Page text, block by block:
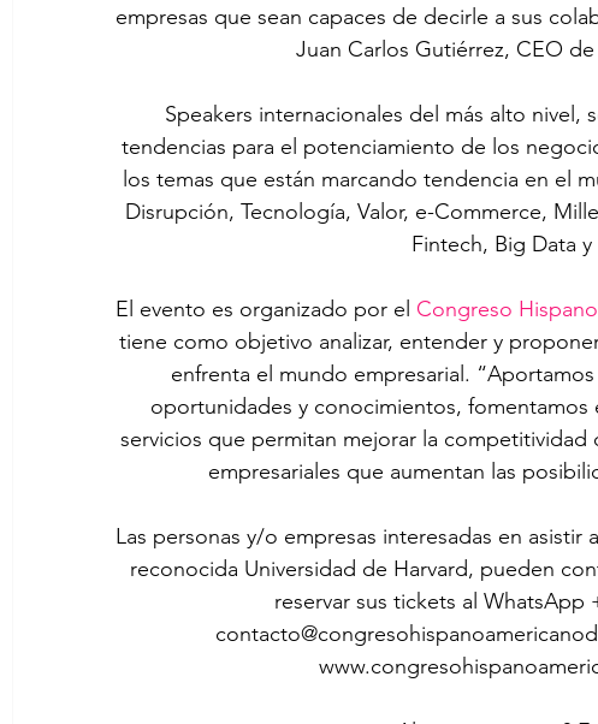
empresas que sean capaces de decirle a sus
Juan Carlos Gutiérrez, CEO
Speakers internacionales del más alto nivel,
tendencias para el potenciamiento de los
los temas que están marcando tendencia en el
Disrupción, Tecnología, Valor, e-Commerce,
Fintech, Big Data
El evento es organizado por el Congreso
tiene como objetivo analizar, entender y
enfrenta el mundo empresarial.
oportunidades y conocimientos,
servicios que permitan mejorar la competitividad
empresariales que aumentan las
Las personas y/o empresas interesadas en
reconocida Universidad de Harvard, pueden
reservar sus tickets al WhatsApp